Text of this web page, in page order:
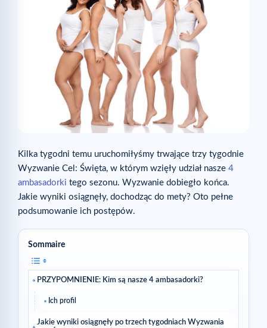
Kilka tygodni temu uruchomiłyśmy trwające trzy tygodnie
Wyzwanie Cel: Święta, w którym wzięły udział nasze 4
ambasadorki tego sezonu. Wyzwanie dobiegło końca.
Jakie wyniki osiągnęły, dochodząc do mety? Oto pełne
podsumowanie ich postępów.
Sommaire
PRZYPOMNIENIE: Kim są nasze 4 ambasadorki?
Ich profil
Jakie wyniki osiągnęły po trzech tygodniach Wyzwania